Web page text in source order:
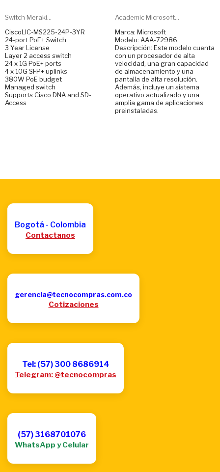
Switch Meraki...
CiscoLIC-MS225-24P-3YR
24-port PoE+ Switch
3 Year License
Layer 2 access switch
24 x 1G PoE+ ports
4 x 10G SFP+ uplinks
380W PoE budget
Managed switch
Supports Cisco DNA and SD-
Access
Academic Microsoft...
Marca: Microsoft
Modelo: AAA-72986
Descripción: Este modelo cuenta
con un procesador de alta
velocidad, una gran capacidad
de almacenamiento y una
pantalla de alta resolución.
Además, incluye un sistema
operativo actualizado y una
amplia gama de aplicaciones
preinstaladas.
Bogotá - Colombia
Contactanos
gerencia@tecnocompras.com.co
Cotizaciones
Tel: (57) 300 8686914
Telegram: @tecnocompras
(57) 3168701076
WhatsApp y Celular